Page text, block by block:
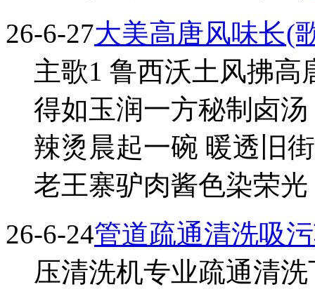
26-6-27大美高唐风味长(
主歌1 鲁西沃土风拂
得如玉润一方秘制卤
辣烫晨起一碗 暖透旧
老王寨驴肉酱色染荣
26-6-24管道疏通清洗吸
压清洗机专业疏通清